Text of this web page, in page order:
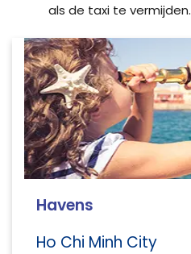
als de taxi te vermijden.
Havens
Ho Chi Minh City